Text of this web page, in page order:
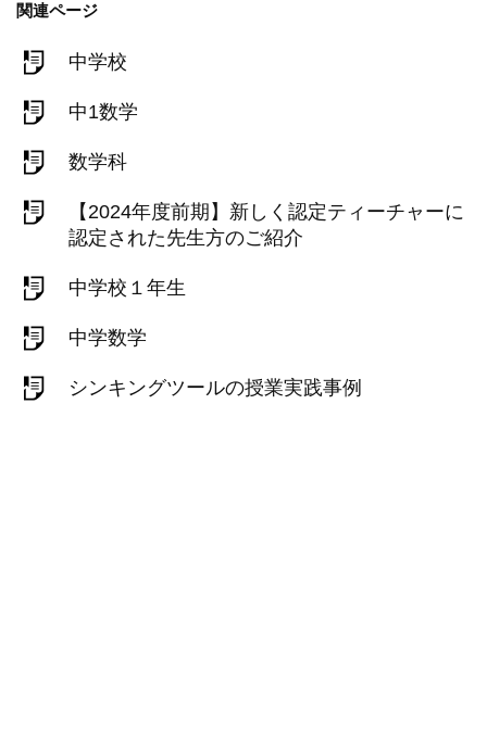
関連ページ
中学校
中1数学
数学科
【2024年度前期】新しく認定ティーチャーに
認定された先生方のご紹介
中学校１年生
中学数学
シンキングツールの授業実践事例